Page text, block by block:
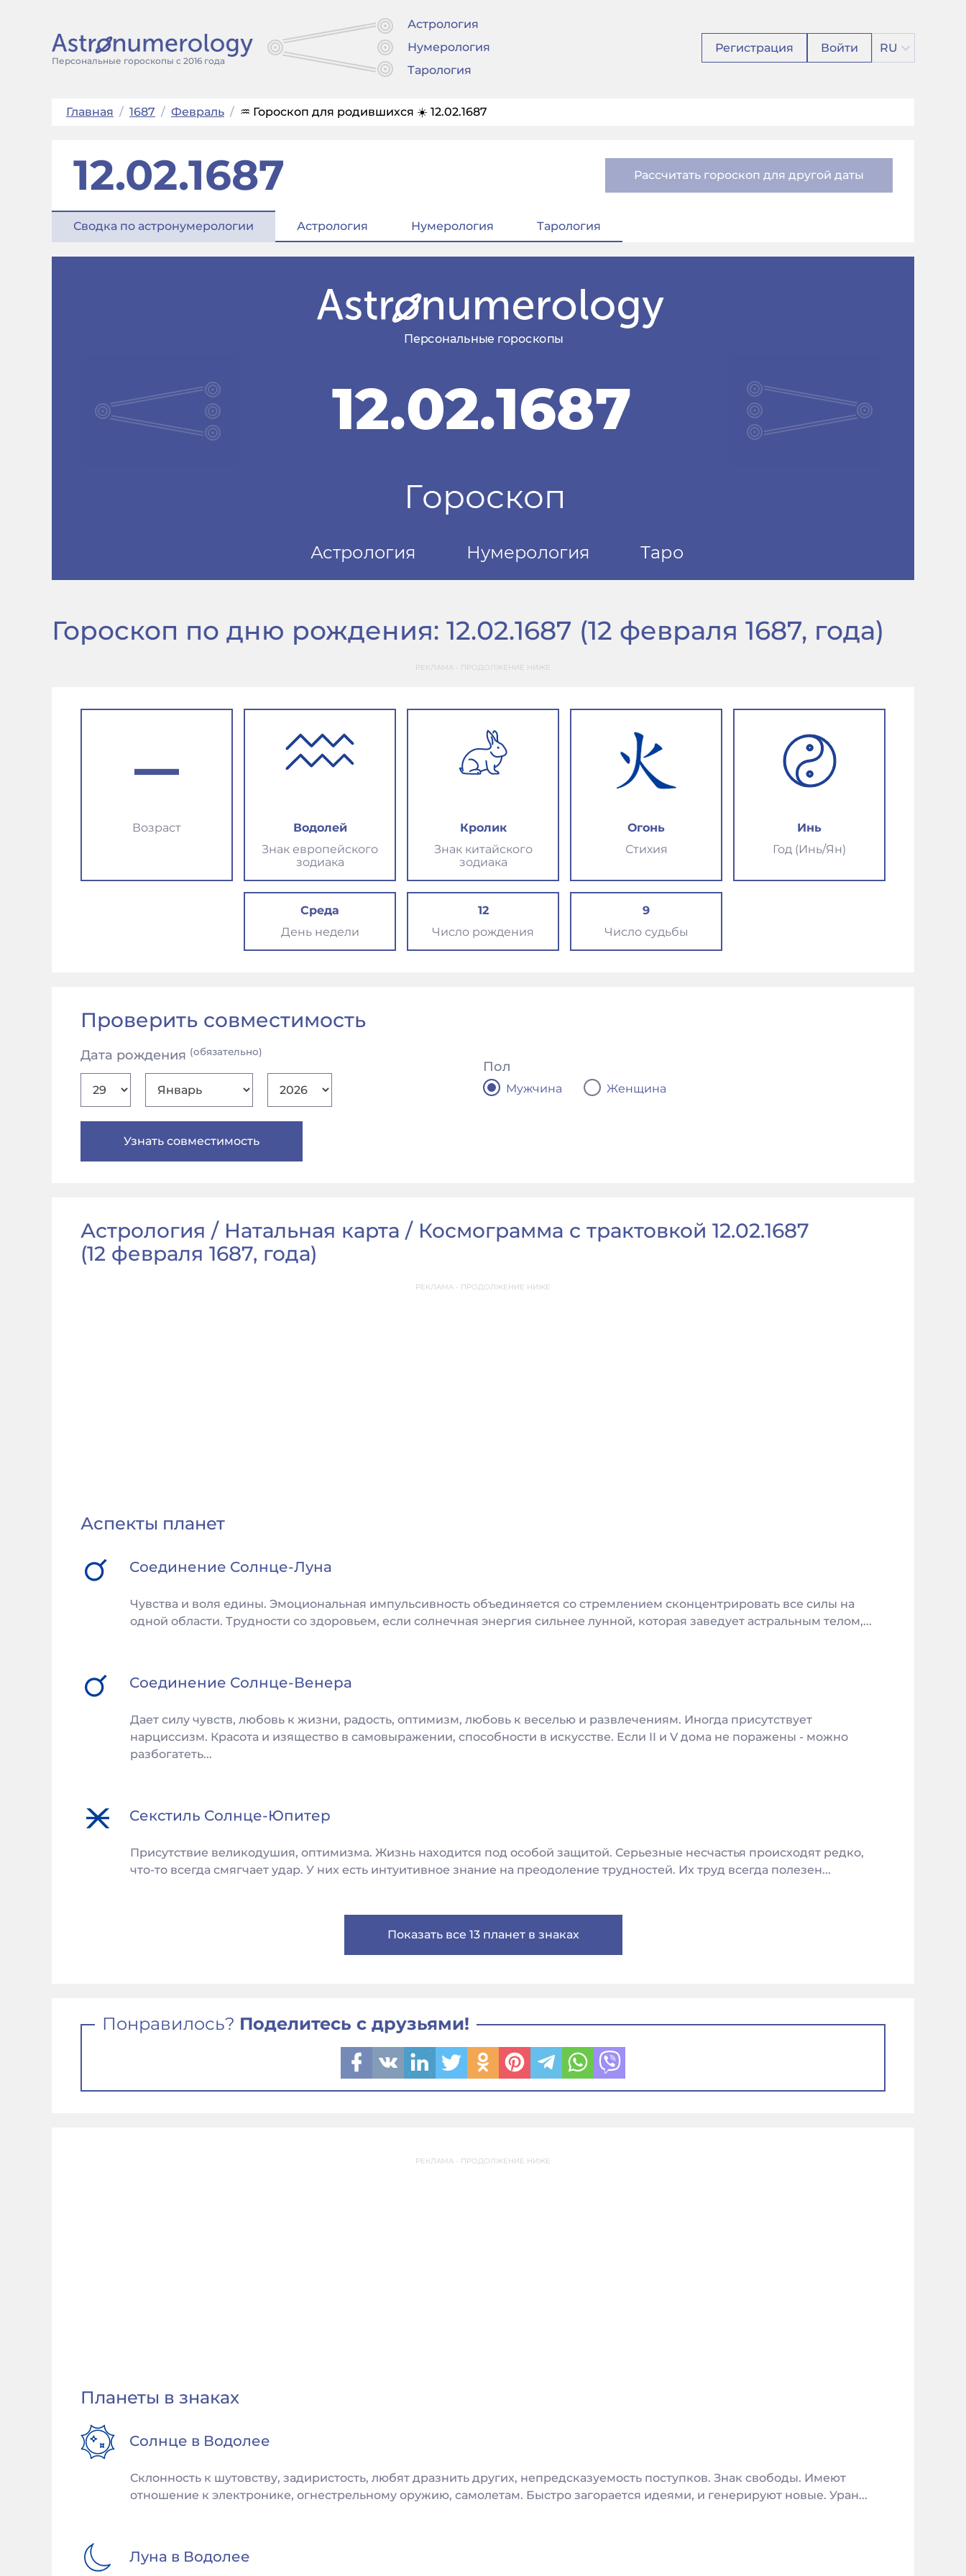
Персональные гороскопы с 2016 года
Астрология
Нумерология
Тарология
Регистрация Войти RU
Главная / 1687 / Февраль / ♒ Гороскоп для родившихся ☀️ 12.02.1687
12.02.1687 Рассчитать гороскоп для другой даты
Сводка по астронумерологии Астрология Нумерология Тарология
Гороскоп по дню рождения: 12.02.1687 (12 февраля 1687, года)
РЕКЛАМА - ПРОДОЛЖЕНИЕ НИЖЕ
–
Возраст
Водолей
Знак европейского
зодиака
Кролик
Знак китайского
зодиака
Огонь
Стихия
Инь
Год (Инь/Ян)
Среда
День недели
12
Число рождения
9
Число судьбы
Проверить совместимость
Дата рождения (обязательно)
Пол
Мужчина Женщина
Астрология / Натальная карта / Космограмма с трактовкой 12.02.1687
(12 февраля 1687, года)
РЕКЛАМА - ПРОДОЛЖЕНИЕ НИЖЕ
Аспекты планет
Соединение Солнце-Луна
Чувства и воля едины. Эмоциональная импульсивность объединяется со стремлением сконцентрировать все силы на
одной области. Трудности со здоровьем, если солнечная энергия сильнее лунной, которая заведует астральным телом,...
Соединение Солнце-Венера
Дает силу чувств, любовь к жизни, радость, оптимизм, любовь к веселью и развлечениям. Иногда присутствует
нарциссизм. Красота и изящество в самовыражении, способности в искусстве. Если II и V дома не поражены - можно
разбогатеть...
Секстиль Солнце-Юпитер
Присутствие великодушия, оптимизма. Жизнь находится под особой защитой. Серьезные несчастья происходят редко,
что-то всегда смягчает удар. У них есть интуитивное знание на преодоление трудностей. Их труд всегда полезен...
Показать все 13 планет в знаках
Понравилось? Поделитесь с друзьями!
РЕКЛАМА - ПРОДОЛЖЕНИЕ НИЖЕ
Планеты в знаках
Солнце в Водолее
Склонность к шутовству, задиристость, любят дразнить других, непредсказуемость поступков. Знак свободы. Имеют
отношение к электронике, огнестрельному оружию, самолетам. Быстро загорается идеями, и генерируют новые. Уран...
Луна в Водолее